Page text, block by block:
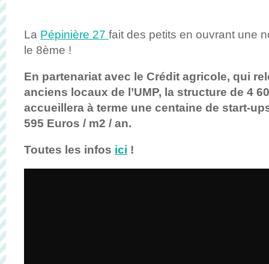
La Pépinière 27 fait des petits en ouvrant une
le 8ème !
En partenariat avec le Crédit agricole, qui
anciens locaux de l’UMP, la structure de 4
accueillera à terme une centaine de start-
595 Euros / m2 / an.
Toutes les infos ici !